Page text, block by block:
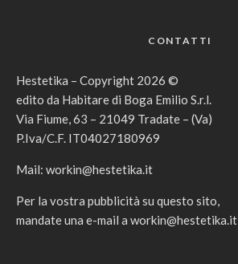
CONTATTI
Hestetika – Copyright 2026 ©
edito da Habitare di Boga Emilio S.r.l.
Via Fiume, 63 – 21049 Tradate – (Va)
P.Iva/C.F. IT04027180969
Mail: workin@hestetika.it
Per la vostra pubblicità su questo sito,
mandate una e-mail a workin@hestetika.it